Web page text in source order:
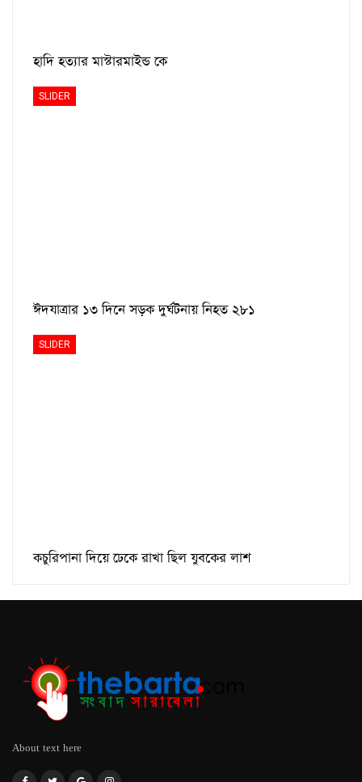
হাদি হত্যার মাস্টারমাইন্ড কে
SLIDER
ঈদযাত্রার ১৩ দিনে সড়ক দুর্ঘটনায় নিহত ২৮১
SLIDER
কচুরিপানা দিয়ে ঢেকে রাখা ছিল যুবকের লাশ
About text here